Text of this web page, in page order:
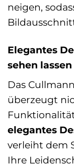
neigen,
Elegantes
sehen
Das
überzeugt
elegantes
verleiht dem
Ihre